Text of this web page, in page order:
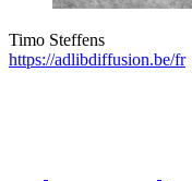
Timo Steffens
https://adlibdiffusion.be/fr